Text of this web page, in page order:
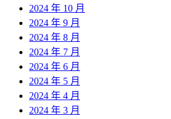
2024 年 10 月
2024 年 9 月
2024 年 8 月
2024 年 7 月
2024 年 6 月
2024 年 5 月
2024 年 4 月
2024 年 3 月